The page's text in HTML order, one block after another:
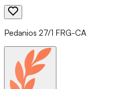
Pedanios 27/1 FRG-CA